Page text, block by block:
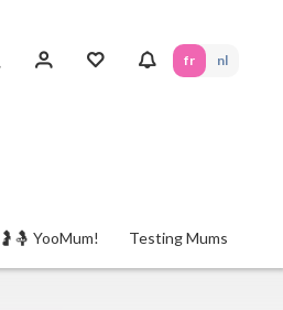
fr nl
🤰🤱 YooMum! Testing Mums